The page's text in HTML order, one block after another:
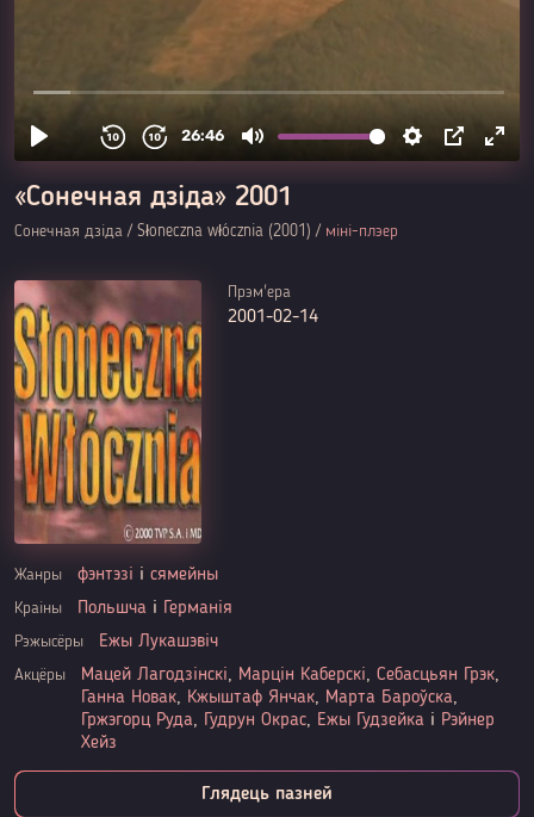
«Сонечная дзіда» 2001
Сонечная дзіда / Słoneczna włócznia (2001) / міні-плэер
Прэм'ера
2001-02-14
Жанры фэнтэзі і сямейны
Краіны Польшча і Германія
Рэжысёры Ежы Лукашэвіч
Акцёры Мацей Лагодзінскі, Марцін Каберскі, Себасцьян Грэк,
Ганна Новак, Кжыштаф Янчак, Марта Бароўска,
Гржэгорц Руда, Гудрун Окрас, Ежы Гудзейка і Рэйнер
Хейз
Глядець пазней